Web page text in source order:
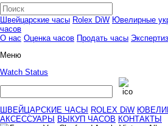
Швейцарские часы Rolex DiW Ювелирные
часов
О нас Оценка часов Продать часы
Меню
Watch Status
ШВЕЙЦАРСКИЕ ЧАСЫ ROLEX DiW
АКСЕССУАРЫ
ВЫКУП ЧАСОВ КОНТАКТЫ